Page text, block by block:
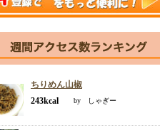
ちりめん山椒
243kcal
by しゃぎー